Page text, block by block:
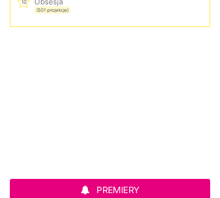
10
(501 projekcje)
PREMIERY